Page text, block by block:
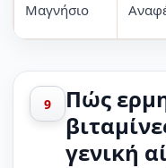
Μαγνήσιο
9
Πώς
γενική